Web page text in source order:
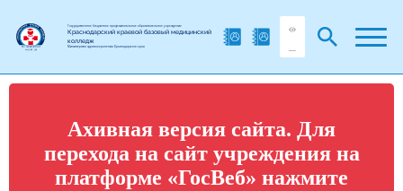
Государственное бюджетное профессиональное образовательное учреждение
Краснодарский краевой базовый медицинский
колледж
Министерства здравоохранения Краснодарского края
Ахивная версия сайта. Для
перехода на сайт учреждения на
платформе «ГосВеб» нажмите